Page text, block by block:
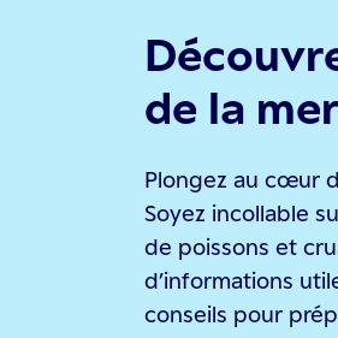
de la
Plongez au cœur
Soyez incollable
de poissons et
d’informations
conseils pour